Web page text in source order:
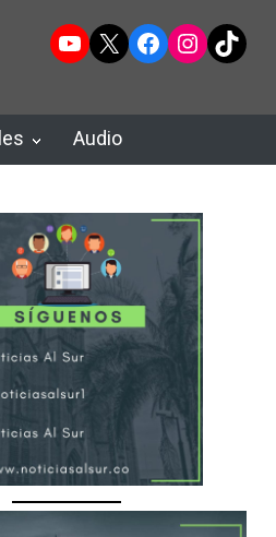
YouTube
X Facebook
Instagram
TikTok
Audio